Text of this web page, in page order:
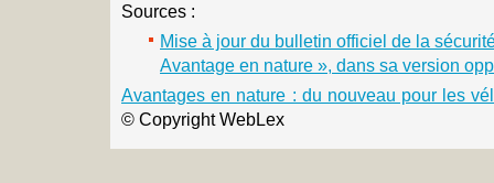
Sources :
Mise à jour du bulletin officiel de la
Avantage en nature », dans sa version
Avantages en nature : du nouveau pour les
© Copyright WebLex